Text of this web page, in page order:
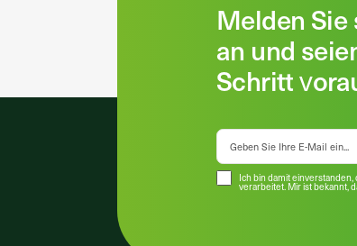
Melden
an und
Schritt
Ich bin damit
verarbeitet. Mir ist bekannt,